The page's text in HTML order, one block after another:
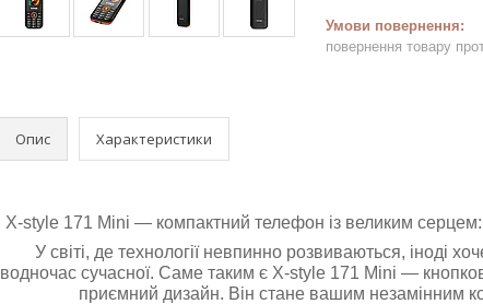
повернення товару
Опис Характеристики
X-style 171 Mini — компактний телефон із великим серцем:
У світі, де технології невпинно розвиваються, іноді
водночас сучасної. Саме таким є X-style 171 Mini —
приємний дизайн. Він стане вашим незамінним